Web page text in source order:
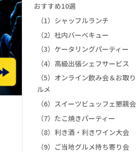
おすすめ10選
（1）シャッフルランチ
（2）社内バーベキュー
（3）ケータリングパーティー
（4）高級出張シェフサービス
（5）オンライン飲み会＆お取
ルメ
（6）スイーツビュッフェ懇親会
（7）たこ焼きパーティー
（8）利き酒・利きワイン大会
（9）ご当地グルメ持ち寄り会